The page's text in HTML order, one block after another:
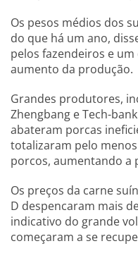
Os pesos médios dos
do que há um ano,
pelos fazendeiros e
aumento da produção.
Grandes produtores,
Zhengbang e Tech-
abateram porcas
totalizaram pelo
porcos, aumentando a
Os preços da carne
D despencaram mais
indicativo do grande
começaram a se